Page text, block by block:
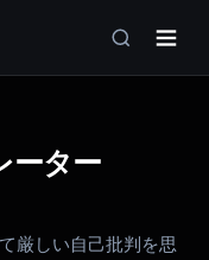
ーター
厳しい自己批判を思